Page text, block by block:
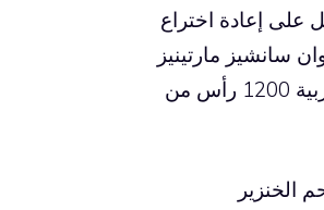
على إعادة اختراع
سانشيز مارتينيز
وشريكه خوسيه ميغيل بينيرو غيلين، وكلاهما في الأربعينيات من العمر، بتحويل تربية 1200 رأس من
الخنزير